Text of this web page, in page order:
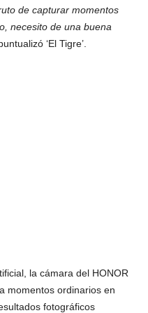
de capturar momentos
necesito de una buena
‘El Tigre’.
la cámara del HONOR
momentos ordinarios en
fotográficos